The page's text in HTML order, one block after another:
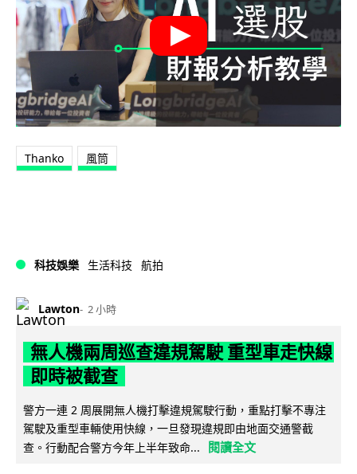
Thanko 風筒
科技娛樂 生活科技 航拍
Lawton 2 小時
無人機兩周巡查違規駕駛 重型車走快線
即時被截查
警方一連 2 周展開無人機打擊違規駕駛行動，重點打擊不專注
駕駛及重型車輛使用快線，一旦發現違規即由地面交通警截
查。行動配合警方今年上半年致命...
閱讀全文